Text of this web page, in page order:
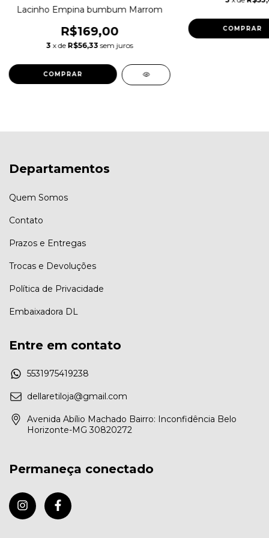
Lacinho Empina bumbum Marrom
R$169,00
3 x de R$56,33 sem juros
COMPRAR
COMPRAR
Departamentos
Quem Somos
Contato
Prazos e Entregas
Trocas e Devoluções
Política de Privacidade
Embaixadora DL
Entre em contato
5531975419238
dellaretiloja@gmail.com
Avenida Abílio Machado Bairro: Inconfidência Belo
Horizonte-MG 30820272
Permaneça conectado